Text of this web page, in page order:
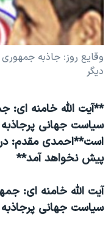
فرهنگ و زندگی
حقوق شهروندی
اقتصادی
علم و فناوری
اسرائیل در جنگ
گالری عکس
آرشیو پخش زنده
مستندها
انتخابات ریاست جمهوری
حمله جمهوری اسلامی به
رمز مهسا
ورزش زنان در ایران
اعتراضات زن، زندگی،
مجموعه مستندهای
تریبونال مردمی آبان ۹۸
دادگاه حمید نوری
چهل سال گروگان‌گیری
دنبال کنید
وقايع روز: جاذبه
ديگر
سياست جهانی پرجاذبه
پيش نخواهد آمد**
سياست جهانی